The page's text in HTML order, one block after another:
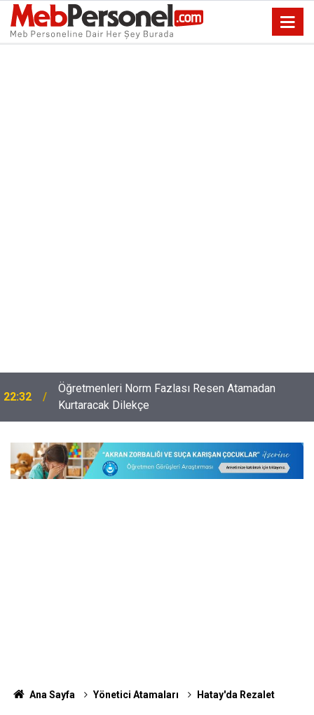
22:02
Veliyi Taciz Ettiği İddia Edilen Okul Müdürüne
Uzaklaştırma Kararı
Ana Sayfa Yönetici Atamaları Hatay'da Rezalet